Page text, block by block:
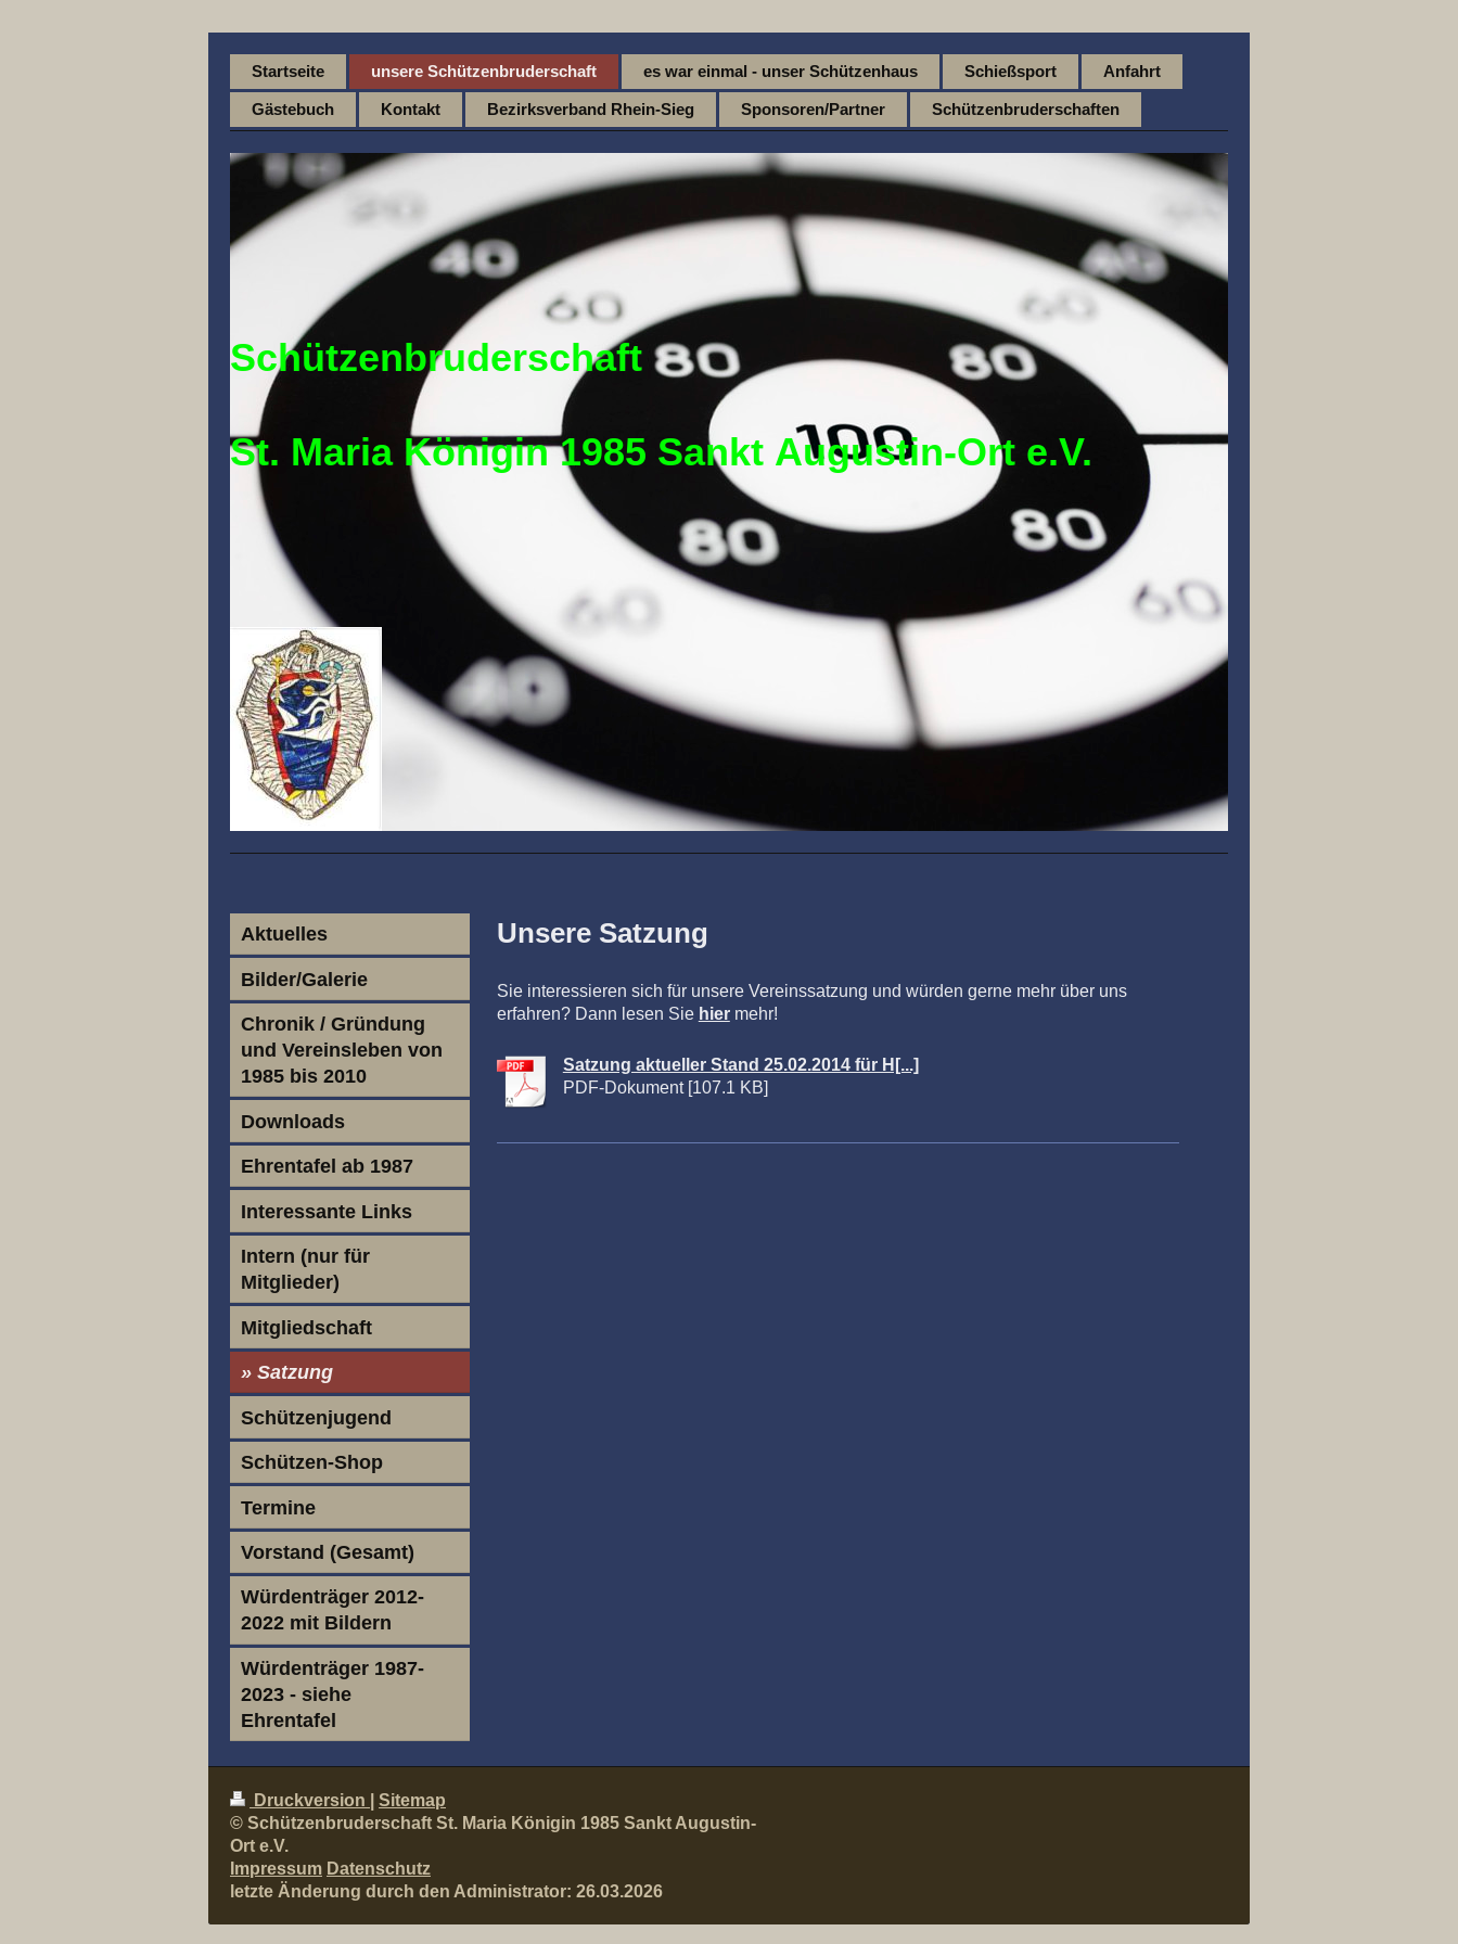
Startseite unsere Schützenbruderschaft es war einmal - unser Schützenhaus Schießsport Anfahrt
Gästebuch Kontakt Bezirksverband Rhein-Sieg Sponsoren/Partner Schützenbruderschaften
Schützenbruderschaft
St. Maria Königin 1985 Sankt Augustin-Ort e.V.
Aktuelles
Bilder/Galerie
Chronik / Gründung
und Vereinsleben von
1985 bis 2010
Downloads
Ehrentafel ab 1987
Interessante Links
Intern (nur für
Mitglieder)
Mitgliedschaft
Satzung
Schützenjugend
Schützen-Shop
Termine
Vorstand (Gesamt)
Würdenträger 2012-
2022 mit Bildern
Würdenträger 1987-
2023 - siehe
Ehrentafel
Unsere Satzung
Sie interessieren sich für unsere Vereinssatzung und würden gerne mehr über uns
erfahren? Dann lesen Sie hiermehr!
Satzung aktueller Stand 25.02.2014 für H[...]
PDF-Dokument [107.1 KB]
Druckversion
Sitemap
© Schützenbruderschaft St. Maria Königin 1985 Sankt Augustin-
Ort e.V.
Impressum Datenschutz
letzte Änderung durch den Administrator: 26.03.2026